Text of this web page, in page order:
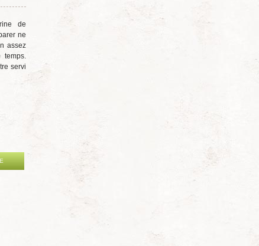
de
ne
assez
temps.
servi